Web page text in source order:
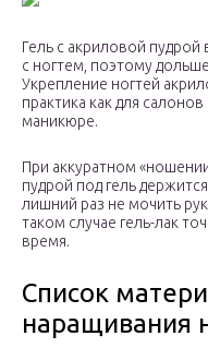
Гель с акриловой пудрой
с ногтем, поэтому
Укрепление ногтей
практика как для
маникюре.
При аккуратном
пудрой под гель
лишний раз не мочить
таком случае гель-лак
время.
Список
наращивания